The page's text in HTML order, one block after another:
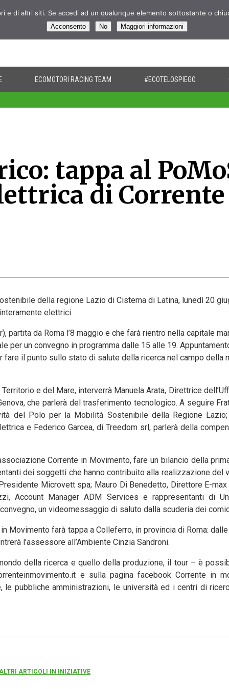
ECOMOTORI RACING TEAM #ECOTELOSPIEGO
tappa al
di
della regione Lazio di Cisterna di Latina, lunedì 20
elettrici.
partita da Roma l’8 maggio e che farà rientro nella capitale
per un convegno in programma dalle 15 alle 19.
fare il punto sullo stato di salute della ricerca nel campo della
e del Mare, interverrà Manuela Arata, Direttrice
che parlerà del trasferimento tecnologico. A seguire
del Polo per la Mobilità Sostenibile della Regione Lazio;
e Federico Garcea, di Treedom srl, parlerà della
Corrente in Movimento, fare un bilancio della
dei soggetti che hanno contribuito alla realizzazione del
Microvett spa; Mauro Di Benedetto, Direttore E-
Account Manager ADM Services e rappresentanti di
un videomessaggio di saluto dalla scuderia dei
Movimento farà tappa a Colleferro, in provincia di Roma:
l’assessore all’Ambiente Cinzia Sandroni.
della ricerca e quello della produzione, il tour – è
e sulla pagina facebook Corrente in
le pubbliche amministrazioni, le università ed i centri di
ARTICOLI IN INIZIATIVE
e di altri siti. Se accedi ad un qualunque elemento sottostante o
Acconsento No Maggiori informazioni